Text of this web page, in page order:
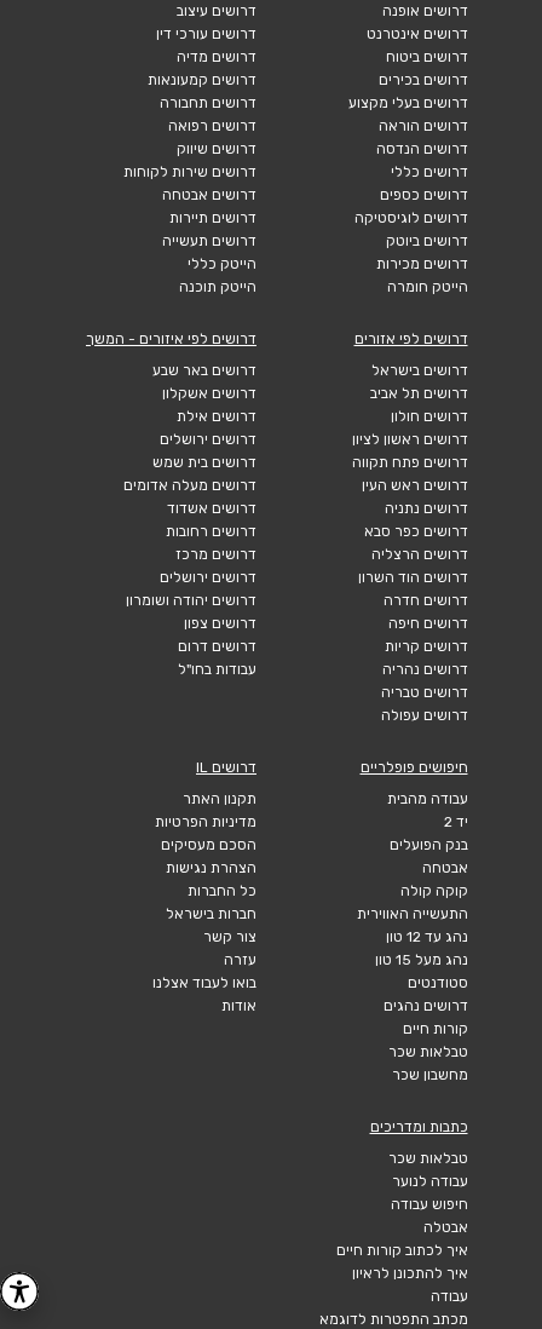
דרושים אופנה
דרושים אינטרנט
דרושים ביטוח
דרושים בכירים
דרושים בעלי מקצוע
דרושים הוראה
דרושים הנדסה
דרושים כללי
דרושים כספים
דרושים לוגיסטיקה
דרושים ביוטק
דרושים מכירות
הייטק חומרה
דרושים עיצוב
דרושים עורכי דין
דרושים מדיה
דרושים קמעונאות
דרושים תחבורה
דרושים רפואה
דרושים שיווק
דרושים שירות לקוחות
דרושים אבטחה
דרושים תיירות
דרושים תעשייה
הייטק כללי
הייטק תוכנה
דרושים לפי אזורים
דרושים בישראל
דרושים תל אביב
דרושים חולון
דרושים ראשון לציון
דרושים פתח תקווה
דרושים ראש העין
דרושים נתניה
דרושים כפר סבא
דרושים הרצליה
דרושים הוד השרון
דרושים חדרה
דרושים חיפה
דרושים קריות
דרושים נהריה
דרושים טבריה
דרושים עפולה
דרושים לפי איזורים - המשך
דרושים באר שבע
דרושים אשקלון
דרושים אילת
דרושים ירושלים
דרושים בית שמש
דרושים מעלה אדומים
דרושים אשדוד
דרושים רחובות
דרושים מרכז
דרושים ירושלים
דרושים יהודה ושומרון
דרושים צפון
דרושים דרום
עבודות בחו"ל
חיפושים פופלריים
עבודה מהבית
יד 2
בנק הפועלים
אבטחה
קוקה קולה
התעשייה האווירית
נהג עד 12 טון
נהג מעל 15 טון
סטודנטים
דרושים נהגים
קורות חיים
טבלאות שכר
מחשבון שכר
דרושים IL
תקנון האתר
מדיניות הפרטיות
הסכם מעסיקים
הצהרת נגישות
כל החברות
חברות בישראל
צור קשר
עזרה
בואו לעבוד אצלנו
אודות
כתבות ומדריכים
טבלאות שכר
עבודה לנוער
חיפוש עבודה
אבטלה
איך לכתוב קורות חיים
איך להתכונן לראיון
עבודה
מכתב התפטרות לדוגמא